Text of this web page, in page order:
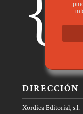
DIRECCIÓN
Xordica Editorial, s.l.